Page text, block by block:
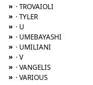
» · TROVAIOLI
» · TYLER
» · U
» · UMEBAYASHI
» · UMILIANI
» · V
» · VANGELIS
» · VARIOUS